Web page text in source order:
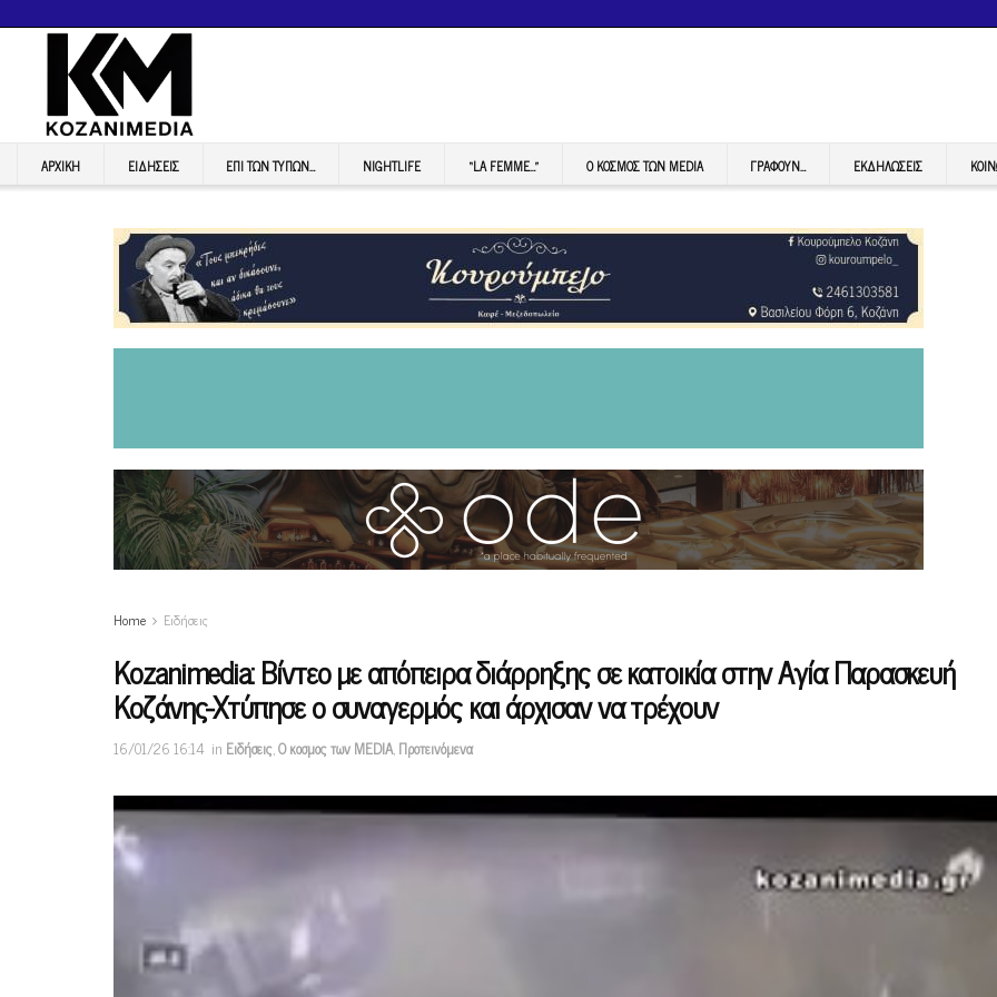
ΑΡΧΙΚΉ ΕΙΔΉΣΕΙΣ ΕΠI ΤΩΝ ΤΥΠΩΝ… NIGHTLIFE “LA FEMME…” Ο ΚΟΣΜΟΣ ΤΩΝ MEDIA ΓΡΆΦΟΥΝ… ΕΚΔΗΛΏΣΕΙΣ
Home Ειδήσεις
Κοzanimedia: Βίντεο με απόπειρα διάρρηξης σε κατοικία στην Αγία Παρασκευή
Κοζάνης-Χτύπησε ο συναγερμός και άρχισαν να τρέχουν
16/01/26 16:14 in Ειδήσεις,Ο κοσμος των MEDIA,Προτεινόμενα